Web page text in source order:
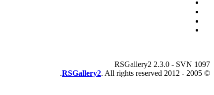
RSGallery2 2.3.0 - SVN 1097
© 2005 - 2012
RSGallery2. All rights reserved.